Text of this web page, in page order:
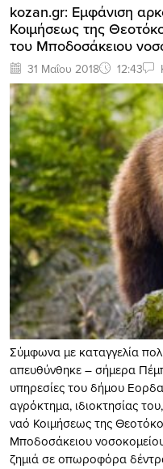
kozan.gr: Εμφάνιση
Κοιμήσεως της
του Μποδοσάκειου
31 Μαΐου 2018 12:43
Σύμφωνα με καταγγελία
απευθύνθηκε – σήμερα
υπηρεσίες του δήμου
αγρόκτημα, ιδιοκτησίας
ναό Κοιμήσεως της
Μποδοσάκειου
ζημιά σε οπωροφόρα